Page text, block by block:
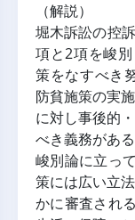
（解説）
堀木訴訟の控
項と2項を峻
策をなすべき
防貧施策の実
に対し事後的
べき義務があ
峻別論に立っ
策には広い立
かに審査され